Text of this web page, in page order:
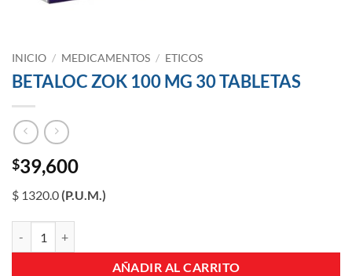
INICIO / MEDICAMENTOS / ETICOS
BETALOC ZOK 100 MG 30 TABLETAS
$39,600
$ 1320.0(P.U.M.)
AÑADIR AL CARRITO